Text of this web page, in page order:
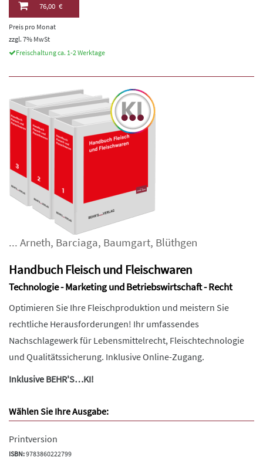
76,00 €
Preis pro Monat
zzgl. 7% MwSt
Freischaltung ca. 1-2 Werktage
... Arneth, Barciaga, Baumgart, Blüthgen
Handbuch Fleisch und Fleischwaren
Technologie - Marketing und Betriebswirtschaft - Recht
Optimieren Sie Ihre Fleischproduktion und meistern Sie
rechtliche Herausforderungen! Ihr umfassendes
Nachschlagewerk für Lebensmittelrecht, Fleischtechnologie
und Qualitätssicherung. Inklusive Online-Zugang.
Inklusive BEHR'S…KI!
Wählen Sie Ihre Ausgabe:
Printversion
ISBN:9783860222799